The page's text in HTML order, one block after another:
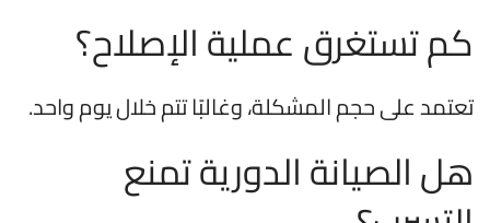
كم تستغرق عملية الإصلاح؟
تعتمد على حجم المشكلة، وغالبًا تتم خلال يوم واحد.
هل الصيانة الدورية تمنع